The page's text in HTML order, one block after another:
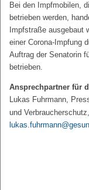
Bei den Impfmobilen,
betrieben werden,
Impfstraße ausgebaut
einer Corona-Impfung
Auftrag der Senatorin
betrieben.
Ansprechpartner für
Lukas Fuhrmann,
und